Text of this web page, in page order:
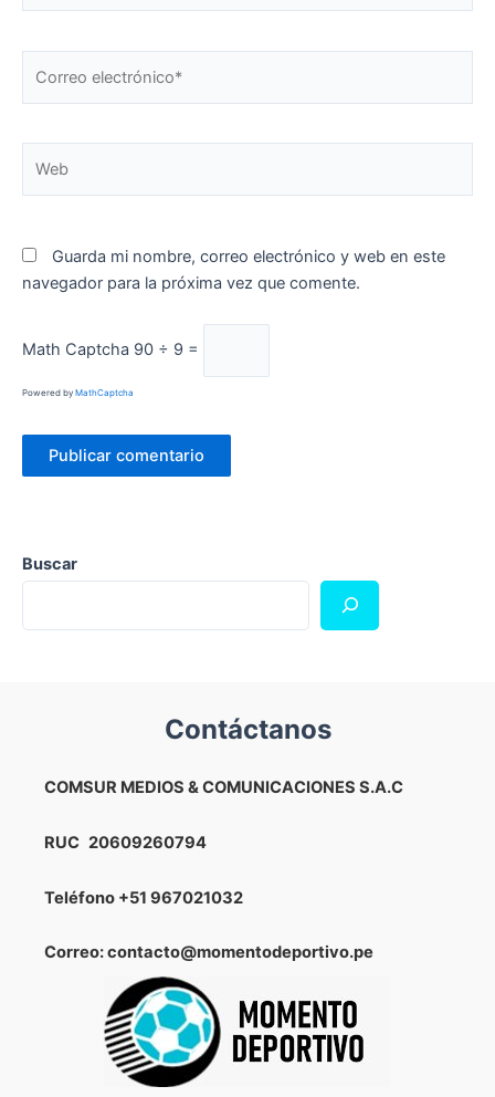
electrónico*
Guarda mi nombre, correo electrónico y web en este
navegador para la próxima vez que comente.
Math Captcha 90 ÷ 9 =
Powered by MathCaptcha
Buscar
Contáctanos
COMSUR MEDIOS & COMUNICACIONES S.A.C
RUC 20609260794
Teléfono +51 967021032
Correo: contacto@momentodeportivo.pe